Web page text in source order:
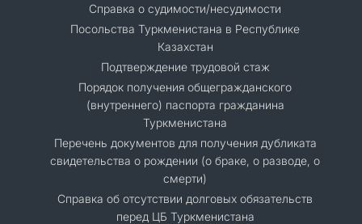
Справка о судимости/несудимости
Посольства Туркменистана в Республике
Казахстан
Подтверждение трудовой стаж
Порядок получения общегражданского
(внутреннего) паспорта гражданина
Туркменистана
Перечень документов для получения дубликата
свидетельства о рождении (о браке, о разводе, о
смерти)
Справка об отсутствии долговых обязательств
перед ЦБ Туркменистана